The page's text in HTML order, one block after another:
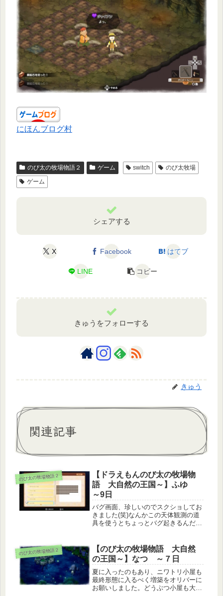
にほんブログ村
のび太の牧場物語２ ゲーム switch
のび太牧場
ゲーム
シェアする
X Facebook はてブ
LINE コピー
きゅうをフォローする
きゅう
関連記事
のび太の牧場物語２
【ドラえもんのび太の牧場物
語 大自然の王国～】ふゆ
～9日
バグ画面、珍しいのでスクショしてお
きました(笑)なんかこの天体観測の道
具を使うとちょっとバグ起きるんだよ
ら翌日にライトからのび太の家具を貰
えました(*'▽')♪まあでもせ...
のび太の牧場物語２
【のび太の牧場物語 大自然
の王国～】なつ ～７日
夏に入ったのもあり、ニワトリ小屋も
最終形態に入るべく増築をオリバーに
お願いしました。どうぶつ小屋も大き